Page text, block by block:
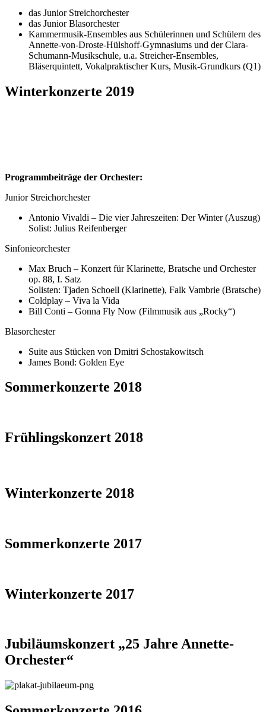
das Junior Streichorchester
das Junior Blasorchester
Kammermusik-Ensembles aus Schülerinnen und Schülern des
Annette-von-Droste-Hülshoff-Gymnasiums und der Clara-
Schumann-Musikschule, u.a. Streicher-Ensembles,
Bläserquintett, Vokalpraktischer Kurs, Musik-Grundkurs (Q1)
Winterkonzerte 2019
Programmbeiträge der Orchester:
Junior Streichorchester
Antonio Vivaldi – Die vier Jahreszeiten: Der Winter (Auszug)
Solist: Julius Reifenberger
Sinfonieorchester
Max Bruch – Konzert für Klarinette, Bratsche und Orchester
op. 88, I. Satz
Solisten: Tjaden Schoell (Klarinette), Falk Vambrie (Bratsche)
Coldplay – Viva la Vida
Bill Conti – Gonna Fly Now (Filmmusik aus „Rocky“)
Blasorchester
Suite aus Stücken von Dmitri Schostakowitsch
James Bond: Golden Eye
Sommerkonzerte 2018
Frühlingskonzert 2018
Winterkonzerte 2018
Sommerkonzerte 2017
Winterkonzerte 2017
Jubiläumskonzert „25 Jahre Annette-
Orchester“